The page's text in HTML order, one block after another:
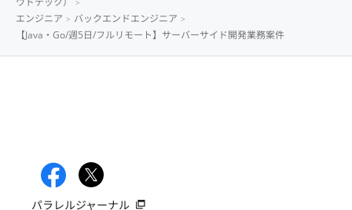
エンジニア
バックエンドエンジニア
【Java・Go/週5日/フルリモート】サーバーサイド開発業務案件
パラレルジャーナル